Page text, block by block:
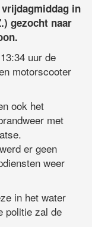
in
gezocht naar
uur de
motorscooter
ook het
met
er geen
weer
in het water
politie zal de